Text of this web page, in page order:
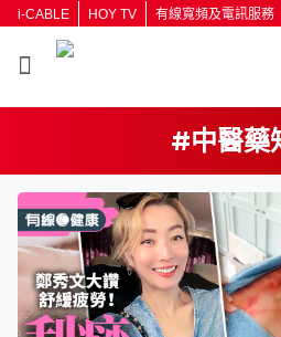
i-CABLE HOY TV 有線寬頻及電訊服務
#中醫藥
按輸入鍵開始